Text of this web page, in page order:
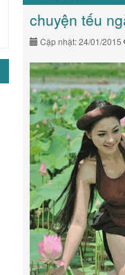
chuyện tếu
Cập nhật: 24/01/2015